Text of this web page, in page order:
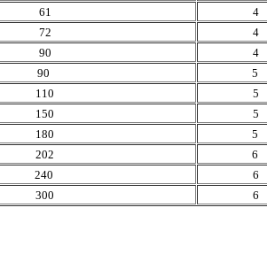
61
4
72
4
90
4
90
5
110
5
150
5
180
5
202
6
240
6
300 6